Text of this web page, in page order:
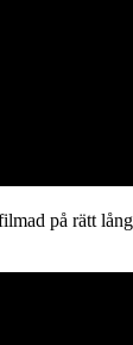
på rätt